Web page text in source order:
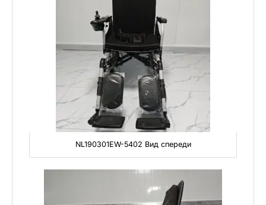
NL190301EW-5402 Вид спереди